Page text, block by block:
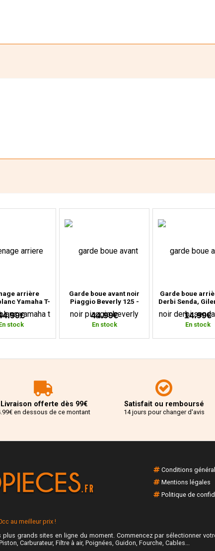
arrière
Yamaha T-
(2012 à 2016)
stock
Garde boue avant noir
Piaggio Beverly 125 -
300 - 350 cc (2010 à
2020)
44.99€
En stock
Garde boue
Derbi Senda,
RCR (2000 à
14.99€
En stock
Livraison offerte dès 99€
en dessous de ce montant
Satisfait ou remboursé
14 jours pour changer d'avis
Conditions
Mentions légales
Politique de
au meilleur prix !
grands sites en ligne du moment. Commencez par sélectionner
Carburateur, Filtre à air, Poignées, Guidon, Fourche, Cables...